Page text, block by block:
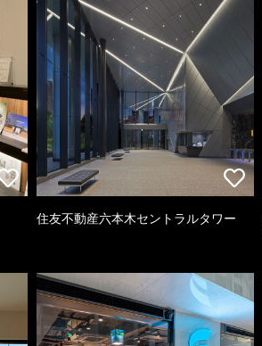
住友不動産六本木セントラルタワー